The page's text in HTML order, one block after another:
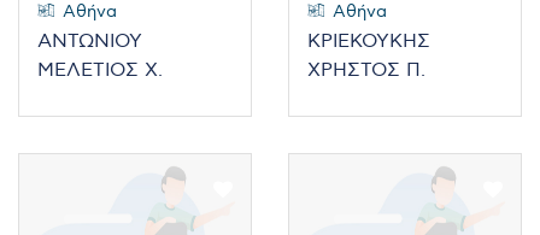
Αθήνα
ΑΝΤΩΝΙΟΥ
ΜΕΛΕΤΙΟΣ Χ.
Αθήνα
ΚΡΙΕΚΟΥΚΗΣ
ΧΡΗΣΤΟΣ Π.